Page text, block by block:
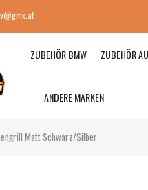
ZUBEHÖR BMW ZUBEHÖR
ANDERE MARKEN
Matt Schwarz/Silber